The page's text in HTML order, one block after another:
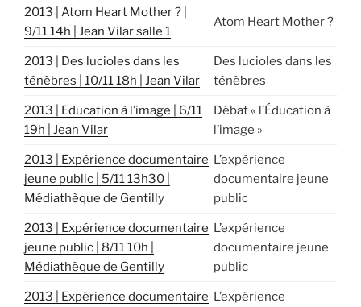
2013 | Atom Heart Mother ? |
9/11 14h | Jean Vilar salle 1
Atom Heart Mother ?
2013 | Des lucioles dans les
ténèbres | 10/11 18h | Jean Vilar
Des lucioles dans les
ténèbres
2013 | Education à l’image | 6/11
19h | Jean Vilar
Débat « l’Éducation à
l’image »
2013 | Expérience documentaire
jeune public | 5/11 13h30 |
Médiathèque de Gentilly
L’expérience
documentaire jeune
public
2013 | Expérience documentaire
jeune public | 8/11 10h |
Médiathèque de Gentilly
L’expérience
documentaire jeune
public
2013 | Expérience documentaire L’expérience